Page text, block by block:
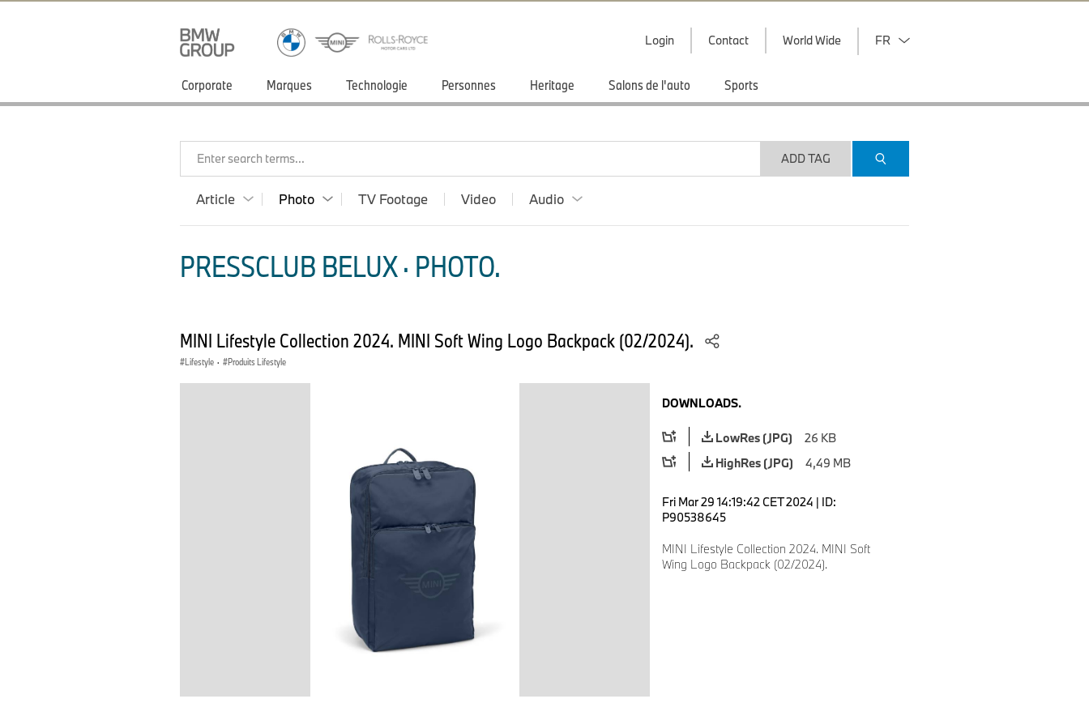
Login Contact World Wide FR
Corporate Marques Technologie Personnes Heritage Salons de l'auto Sports
Enter search terms... ADD TAG
Article Photo TV Footage Video Audio
PRESSCLUB BELUX · PHOTO.
MINI Lifestyle Collection 2024. MINI Soft Wing Logo Backpack (02/2024).
Lifestyle · Produits Lifestyle
DOWNLOADS.
LowRes (JPG)
26 KB
HighRes (JPG)
4,49 MB
Fri Mar 29 14:19:42 CET 2024 | ID:
P90538645
MINI Lifestyle Collection 2024. MINI Soft
Wing Logo Backpack (02/2024).